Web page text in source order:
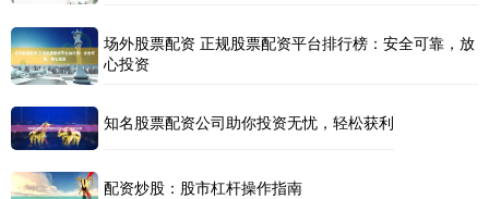
场外股票配资 正规股票配资平台排行榜：安全可靠，放
心投资
知名股票配资公司助你投资无忧，轻松获利
配资炒股：股市杠杆操作指南